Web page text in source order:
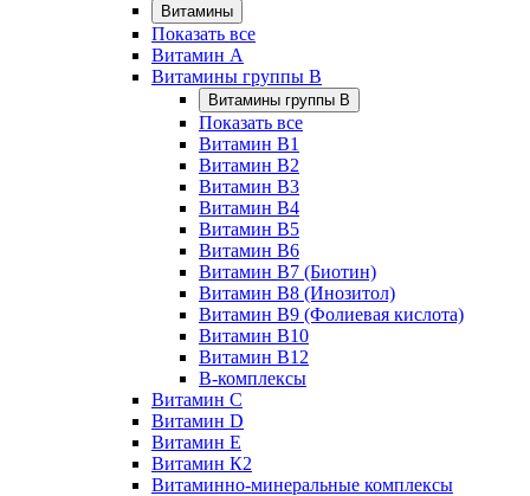
Витамины
Показать все
Витамин A
Витамины группы B
Витамины группы B
Показать все
Витамин B1
Витамин B2
Витамин B3
Витамин B4
Витамин B5
Витамин B6
Витамин B7 (Биотин)
Витамин B8 (Инозитол)
Витамин B9 (Фолиевая кислота)
Витамин B10
Витамин B12
B-комплексы
Витамин C
Витамин D
Витамин E
Витамин К2
Витаминно-минеральные комплексы